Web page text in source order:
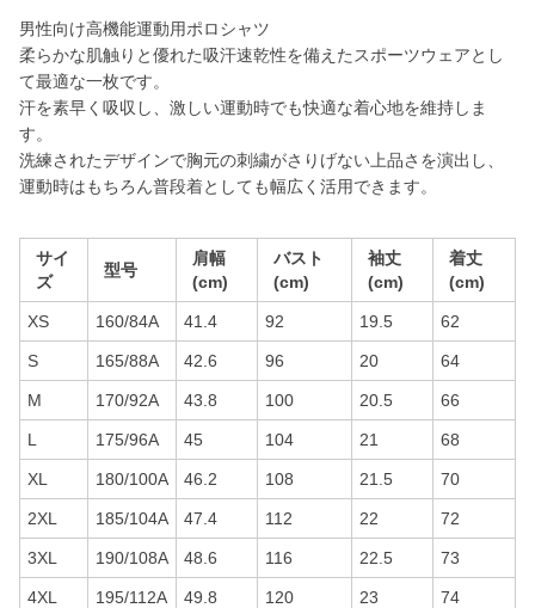
男性向け高機能運動用ポロシャツ
柔らかな肌触りと優れた吸汗速乾性を備えたスポーツウェアとし
て最適な一枚です。
汗を素早く吸収し、激しい運動時でも快適な着心地を維持しま
す。
洗練されたデザインで胸元の刺繍がさりげない上品さを演出し、
運動時はもちろん普段着としても幅広く活用できます。
サイ
ズ
型号
肩幅
(cm)
バスト
(cm)
袖丈
(cm)
着丈
(cm)
XS 160/84A 41.4 92 19.5 62
S 165/88A 42.6 96 20 64
M 170/92A 43.8 100 20.5 66
L 175/96A 45 104 21 68
XL 180/100A 46.2 108 21.5 70
2XL 185/104A 47.4 112 22 72
3XL 190/108A 48.6 116 22.5 73
4XL 195/112A 49.8 120 23 74